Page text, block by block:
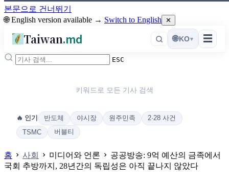
본문으로 건너뛰기
🌐 English version available → Switch to English ✕
Taiwan.md ☰
🌐KO▾
ESC
키워드로 모든 기사 검색
🔥 인기 반도체 야시장 원주민족
2·28 사건
TSMC
버블티
홈 사회 미디어와 언론
공공방송: 9억 예산의 금족에서
국회 추방까지, 28년간의 독립성은 아직 끝나지 않았다